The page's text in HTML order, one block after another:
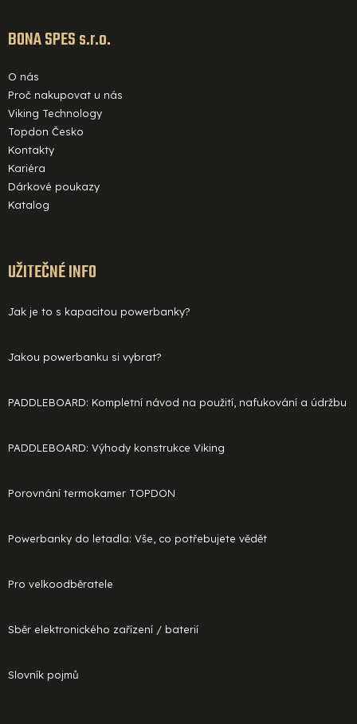
BONA SPES s.r.o.
O nás
Proč nakupovat u nás
Viking Technology
Topdon Česko
Kontakty
Kariéra
Dárkové poukazy
Katalog
UŽITEČNÉ INFO
Jak je to s kapacitou powerbanky?
Jakou powerbanku si vybrat?
PADDLEBOARD: Kompletní návod na použití, nafukování a údržbu
PADDLEBOARD: Výhody konstrukce Viking
Porovnání termokamer TOPDON
Powerbanky do letadla: Vše, co potřebujete vědět
Pro velkoodběratele
Sběr elektronického zařízení / baterií
Slovník pojmů